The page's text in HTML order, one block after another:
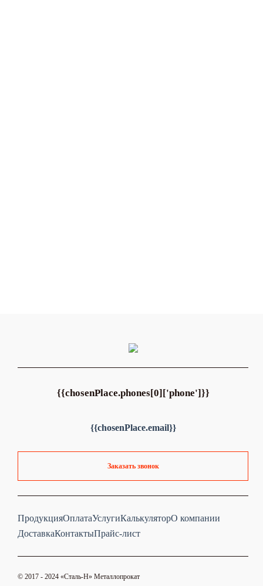
ПродукцияОплатаУслугиКалькуляторО компании
ДоставкаКонтактыПрайс-лист
{{chosenPlace.phones[0]['phone']}}
{{chosenPlace.email}}
Заказать звонок
© 2017 - 2024 «Cталь-Н» Металлопрокат